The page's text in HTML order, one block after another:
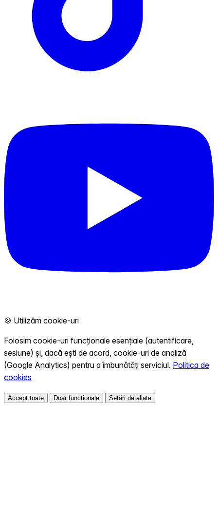
🍪 Utilizăm cookie-uri
Folosim cookie-uri funcționale esențiale (autentificare,
sesiune) și, dacă ești de acord, cookie-uri de analiză
(Google Analytics) pentru a îmbunătăți serviciul. Politica de
cookies
Accept toate Doar funcționale Setări detaliate